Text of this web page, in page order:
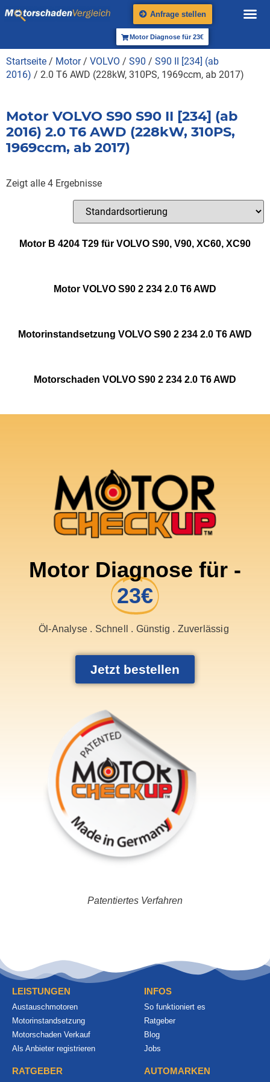
Anfrage stellen
Motor Diagnose für 23€
Startseite / Motor/ VOLVO / S90 / S90 II [234] (ab
2016) / 2.0 T6 AWD (228kW, 310PS, 1969ccm, ab 2017)
Motor VOLVO S90 S90 II [234] (ab
2016) 2.0 T6 AWD (228kW, 310PS,
1969ccm, ab 2017)
Zeigt alle 4 Ergebnisse
Motor B 4204 T29 für VOLVO S90, V90, XC60, XC90
Motor VOLVO S90 2 234 2.0 T6 AWD
Motorinstandsetzung VOLVO S90 2 234 2.0 T6 AWD
Motorschaden VOLVO S90 2 234 2.0 T6 AWD
Motor Diagnose für -
23€
Öl-Analyse . Schnell . Günstig . Zuverlässig
Jetzt bestellen
Patentiertes Verfahren
LEISTUNGEN
Austauschmotoren
Motorinstandsetzung
Motorschaden Verkauf
Als Anbieter registrieren
INFOS
So funktioniert es
Ratgeber
Blog
Jobs
RATGEBER AUTOMARKEN